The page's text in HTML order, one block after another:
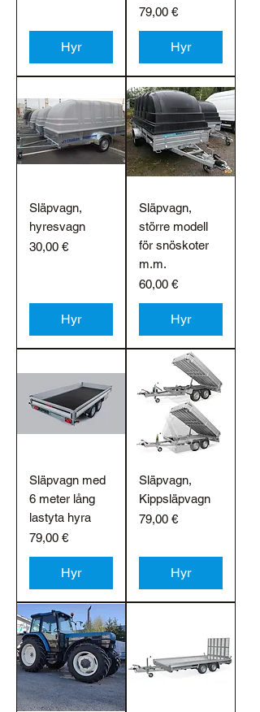
Hyr
Pris
79,00 €
Hyr
Släpvagn,
hyresvagn
Pris
30,00 €
Hyr
Släpvagn,
större modell
för snöskoter
m.m.
Pris
60,00 €
Hyr
Släpvagn med
6 meter lång
lastyta hyra
Pris
79,00 €
Hyr
Släpvagn,
Kippsläpvagn
Pris
79,00 €
Hyr